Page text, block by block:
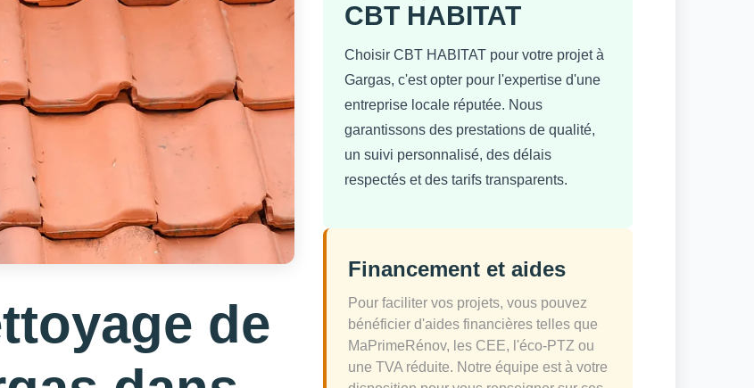
de
CBT HABITAT
Choisir CBT HABITAT pour votre projet à
Gargas, c'est opter pour l'expertise d'une
entreprise locale réputée. Nous
garantissons des prestations de qualité,
un suivi personnalisé, des délais
respectés et des tarifs transparents.
Financement et aides
Pour faciliter vos projets, vous pouvez
bénéficier d'aides financières telles que
MaPrimeRénov, les CEE, l'éco-PTZ ou
une TVA réduite. Notre équipe est à votre